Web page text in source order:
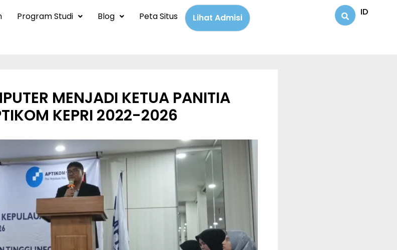
Program Studi Blog Peta Situs Lihat Admisi
ID
MENJADI KETUA PANITIA
KEPRI 2022-2026